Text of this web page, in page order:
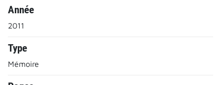
Année
2011
Type
Mémoire